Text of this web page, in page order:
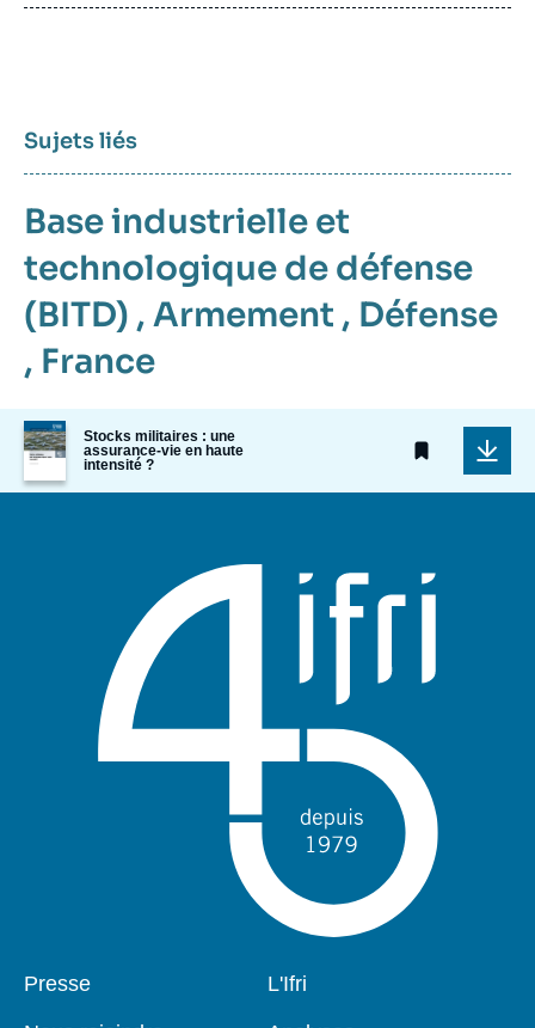
publication
Sujets liés
Base industrielle et
technologique de défense
(BITD) , Armement , Défense
, France
Image
de
couverture
de
Stocks militaires : une
assurance-vie en haute
intensité ?
Pied
Presse
Navigation
L'Ifri